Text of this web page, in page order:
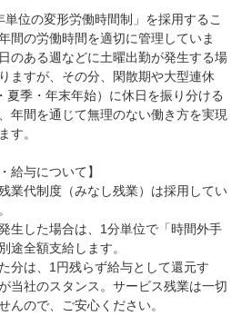
位の変形労働時間制」を採用するこ
間の労働時間を適切に管理していま
のある週などに土曜出勤が発生する場
ますが、その分、閑散期や大型連休
夏季・年末年始）に休日を振り分ける
年間を通じて無理のない働き方を実現
す。
給与について】
業代制度（みなし残業）は採用してい
生した場合は、1分単位で「時間外手
途全額支給します。
た分は、1円残らず給与として還元す
当社のスタンス。サービス残業は一切
んので、ご安心ください。